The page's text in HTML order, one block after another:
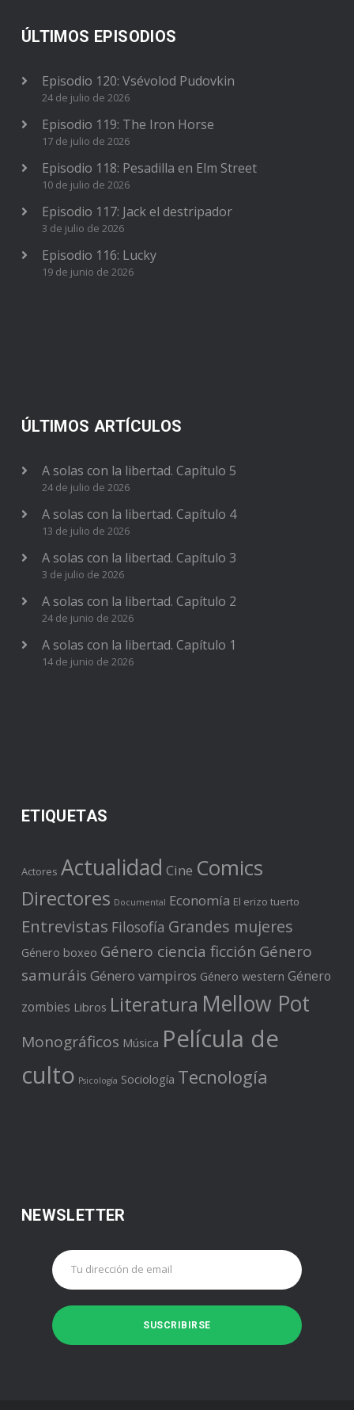
ÚLTIMOS EPISODIOS
Episodio 120: Vsévolod Pudovkin
24 de julio de 2026
Episodio 119: The Iron Horse
17 de julio de 2026
Episodio 118: Pesadilla en Elm Street
10 de julio de 2026
Episodio 117: Jack el destripador
3 de julio de 2026
Episodio 116: Lucky
19 de junio de 2026
ÚLTIMOS ARTÍCULOS
A solas con la libertad. Capítulo 5
24 de julio de 2026
A solas con la libertad. Capítulo 4
13 de julio de 2026
A solas con la libertad. Capítulo 3
3 de julio de 2026
A solas con la libertad. Capítulo 2
24 de junio de 2026
A solas con la libertad. Capítulo 1
14 de junio de 2026
ETIQUETAS
Actores Actualidad Cine Comics
Directores Documental Economía El erizo tuerto
Entrevistas Filosofía Grandes mujeres
Género boxeo Género ciencia ficción Género
samuráis Género vampiros Género western Género
zombies Libros Literatura Mellow Pot
Monográficos Música Película de
culto Psicología Sociología Tecnología
NEWSLETTER